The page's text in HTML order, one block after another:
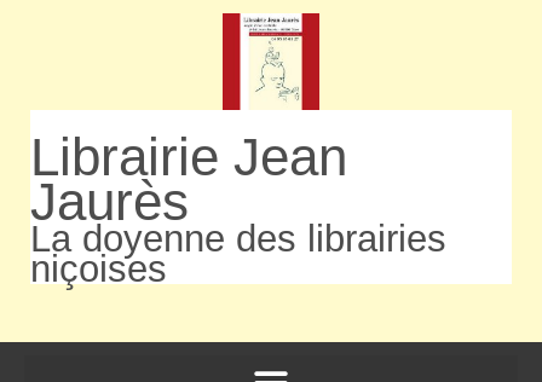
Librairie Jean
Jaurès
La doyenne des librairies
niçoises